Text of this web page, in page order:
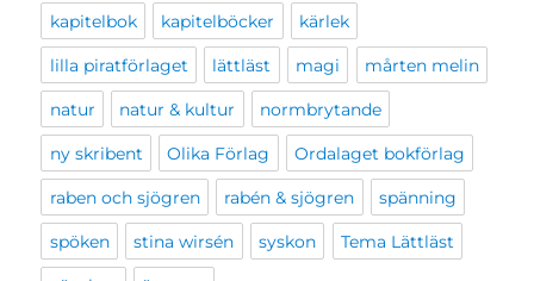
kapitelbok kapitelböcker kärlek
lilla piratförlaget lättläst magi mårten melin
natur natur & kultur normbrytande
ny skribent Olika Förlag Ordalaget bokförlag
raben och sjögren rabén & sjögren spänning
spöken stina wirsén syskon Tema Lättläst